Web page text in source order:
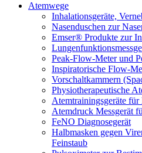
Atemwege
Inhalationsgeräte,
Nasenduschen zur
Emser® Produkte zur
Peak-Flow-Meter und
Inspiratorische Flow-
Vorschaltkammern
Physiotherapeutische
Atemtrainingsgeräte für
Atemdruck Messgerät
FeNO Diagnosegerät
Halbmasken gegen
Feinstaub